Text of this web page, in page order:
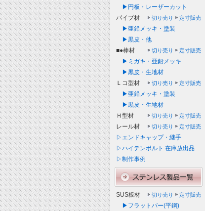
▶円板・レーザーカット
パイプ材
切り売り 定寸販売
▶亜鉛メッキ・塗装
▶黒皮・他
■●棒材
切り売り 定寸販売
▶ミガキ・亜鉛メッキ
▶黒皮・生地材
Ｌコ型材
切り売り 定寸販売
▶亜鉛メッキ・塗装
▶黒皮・生地材
Ｈ型材
切り売り 定寸販売
レール材 切り売り 定寸販売
▷エンドキャップ・継手
▷ハイテンボルト 在庫放出品
▷制作事例
SUS板材 切り売り 定寸販売
▶フラットバー(平鋼)